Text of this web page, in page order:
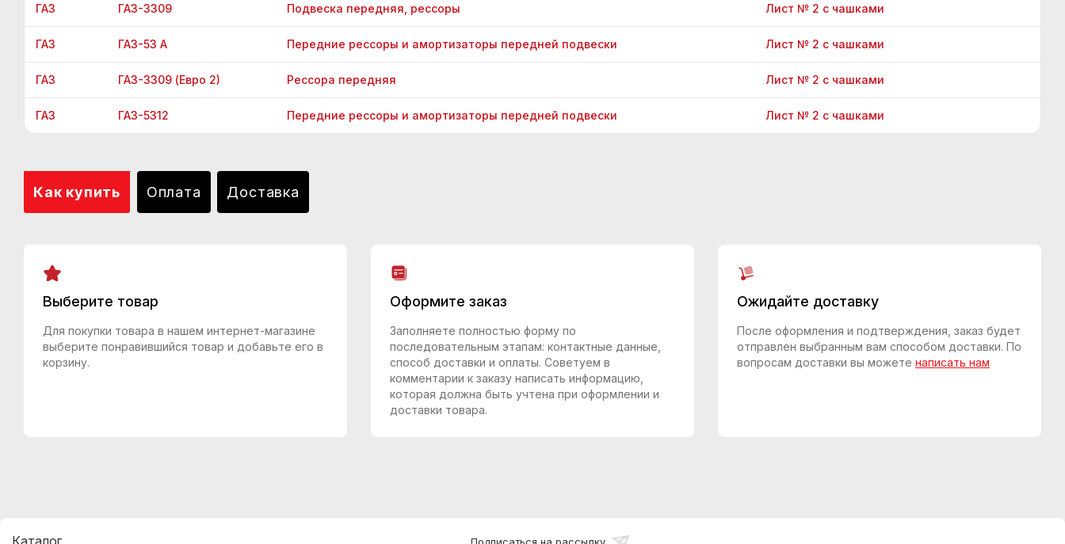
ГАЗ ГАЗ-3309 Подвеска передняя, рессоры Лист № 2 с чашками
ГАЗ ГАЗ-53 А Передние рессоры и амортизаторы передней подвески Лист № 2 с чашками
ГАЗ ГАЗ-3309 (Евро 2) Рессора передняя Лист № 2 с чашками
ГАЗ ГАЗ-5312 Передние рессоры и амортизаторы передней подвески Лист № 2 с чашками
Как купить Оплата Доставка
Выберите товар
Для покупки товара в нашем интернет-магазине
выберите понравившийся товар и добавьте его в
корзину.
Оформите заказ
Заполняете полностью форму по
последовательным этапам: контактные данные,
способ доставки и оплаты. Советуем в
комментарии к заказу написать информацию,
которая должна быть учтена при оформлении и
доставки товара.
Ожидайте доставку
После оформления и подтверждения, заказ будет
отправлен выбранным вам способом доставки. По
вопросам доставки вы можете написать нам